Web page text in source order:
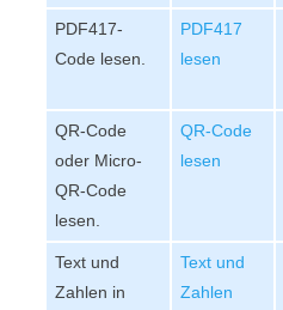
PDF417-
Code lesen.
PDF417
lesen
QR-Code
oder Micro-
QR-Code
lesen.
QR-Code
lesen
Text und
Zahlen in
Text und
Zahlen